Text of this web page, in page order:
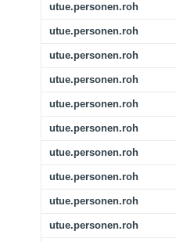
utue.personen.roh
utue.personen.roh
utue.personen.roh
utue.personen.roh
utue.personen.roh
utue.personen.roh
utue.personen.roh
utue.personen.roh
utue.personen.roh
utue.personen.roh